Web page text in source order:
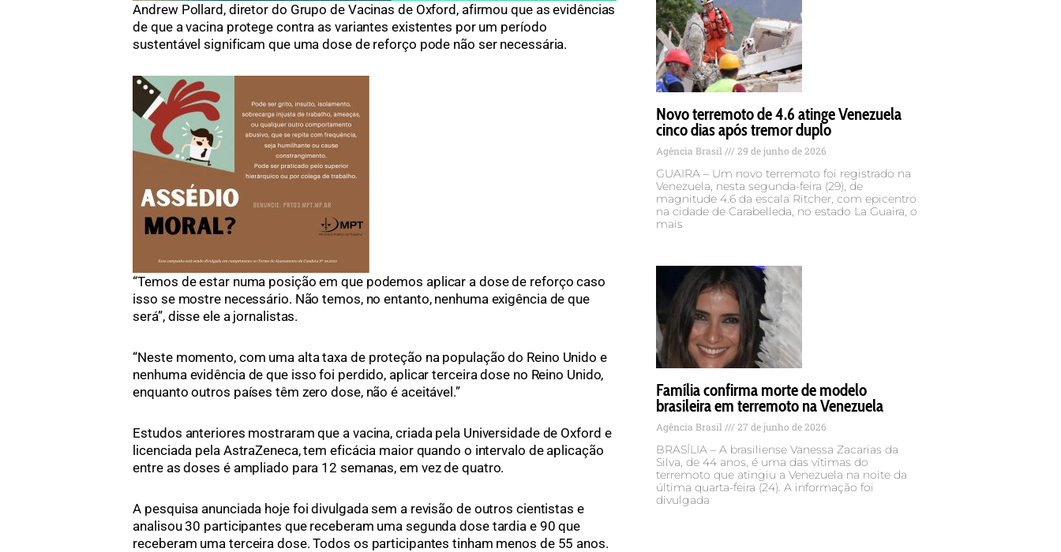
Andrew Pollard, diretor do Grupo de Vacinas de Oxford, afirmou que as evidências
de que a vacina protege contra as variantes existentes por um período
sustentável significam que uma dose de reforço pode não ser necessária.
“Temos de estar numa posição em que podemos aplicar a dose de reforço caso
isso se mostre necessário. Não temos, no entanto, nenhuma exigência de que
será”, disse ele a jornalistas.
“Neste momento, com uma alta taxa de proteção na população do Reino Unido e
nenhuma evidência de que isso foi perdido, aplicar terceira dose no Reino Unido,
enquanto outros países têm zero dose, não é aceitável.”
Estudos anteriores mostraram que a vacina, criada pela Universidade de Oxford e
licenciada pela AstraZeneca, tem eficácia maior quando o intervalo de aplicação
entre as doses é ampliado para 12 semanas, em vez de quatro.
A pesquisa anunciada hoje foi divulgada sem a revisão de outros cientistas e
analisou 30 participantes que receberam uma segunda dose tardia e 90 que
receberam uma terceira dose. Todos os participantes tinham menos de 55 anos.
Novo terremoto de 4.6 atinge Venezuela
cinco dias após tremor duplo
Agência Brasil 29 de junho de 2026
GUAIRA – Um novo terremoto foi registrado na
Venezuela, nesta segunda-feira (29), de
magnitude 4.6 da escala Ritcher, com epicentro
na cidade de Carabelleda, no estado La Guaira, o
mais
Família confirma morte de modelo
brasileira em terremoto na Venezuela
Agência Brasil 27 de junho de 2026
BRASÍLIA – A brasiliense Vanessa Zacarias da
Silva, de 44 anos, é uma das vítimas do
terremoto que atingiu a Venezuela na noite da
última quarta-feira (24). A informação foi
divulgada